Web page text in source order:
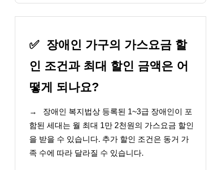
✅ 장애인 가구의 가스요금 할
인 조건과 최대 할인 금액은 어
떻게 되나요?
→
장애인 복지법상 등록된 1~3급 장애인이 포
함된 세대는 월 최대 1만 2천원의 가스요금 할인
을 받을 수 있습니다. 추가 할인 조건은 동거 가
족 수에 따라 달라질 수 있습니다.